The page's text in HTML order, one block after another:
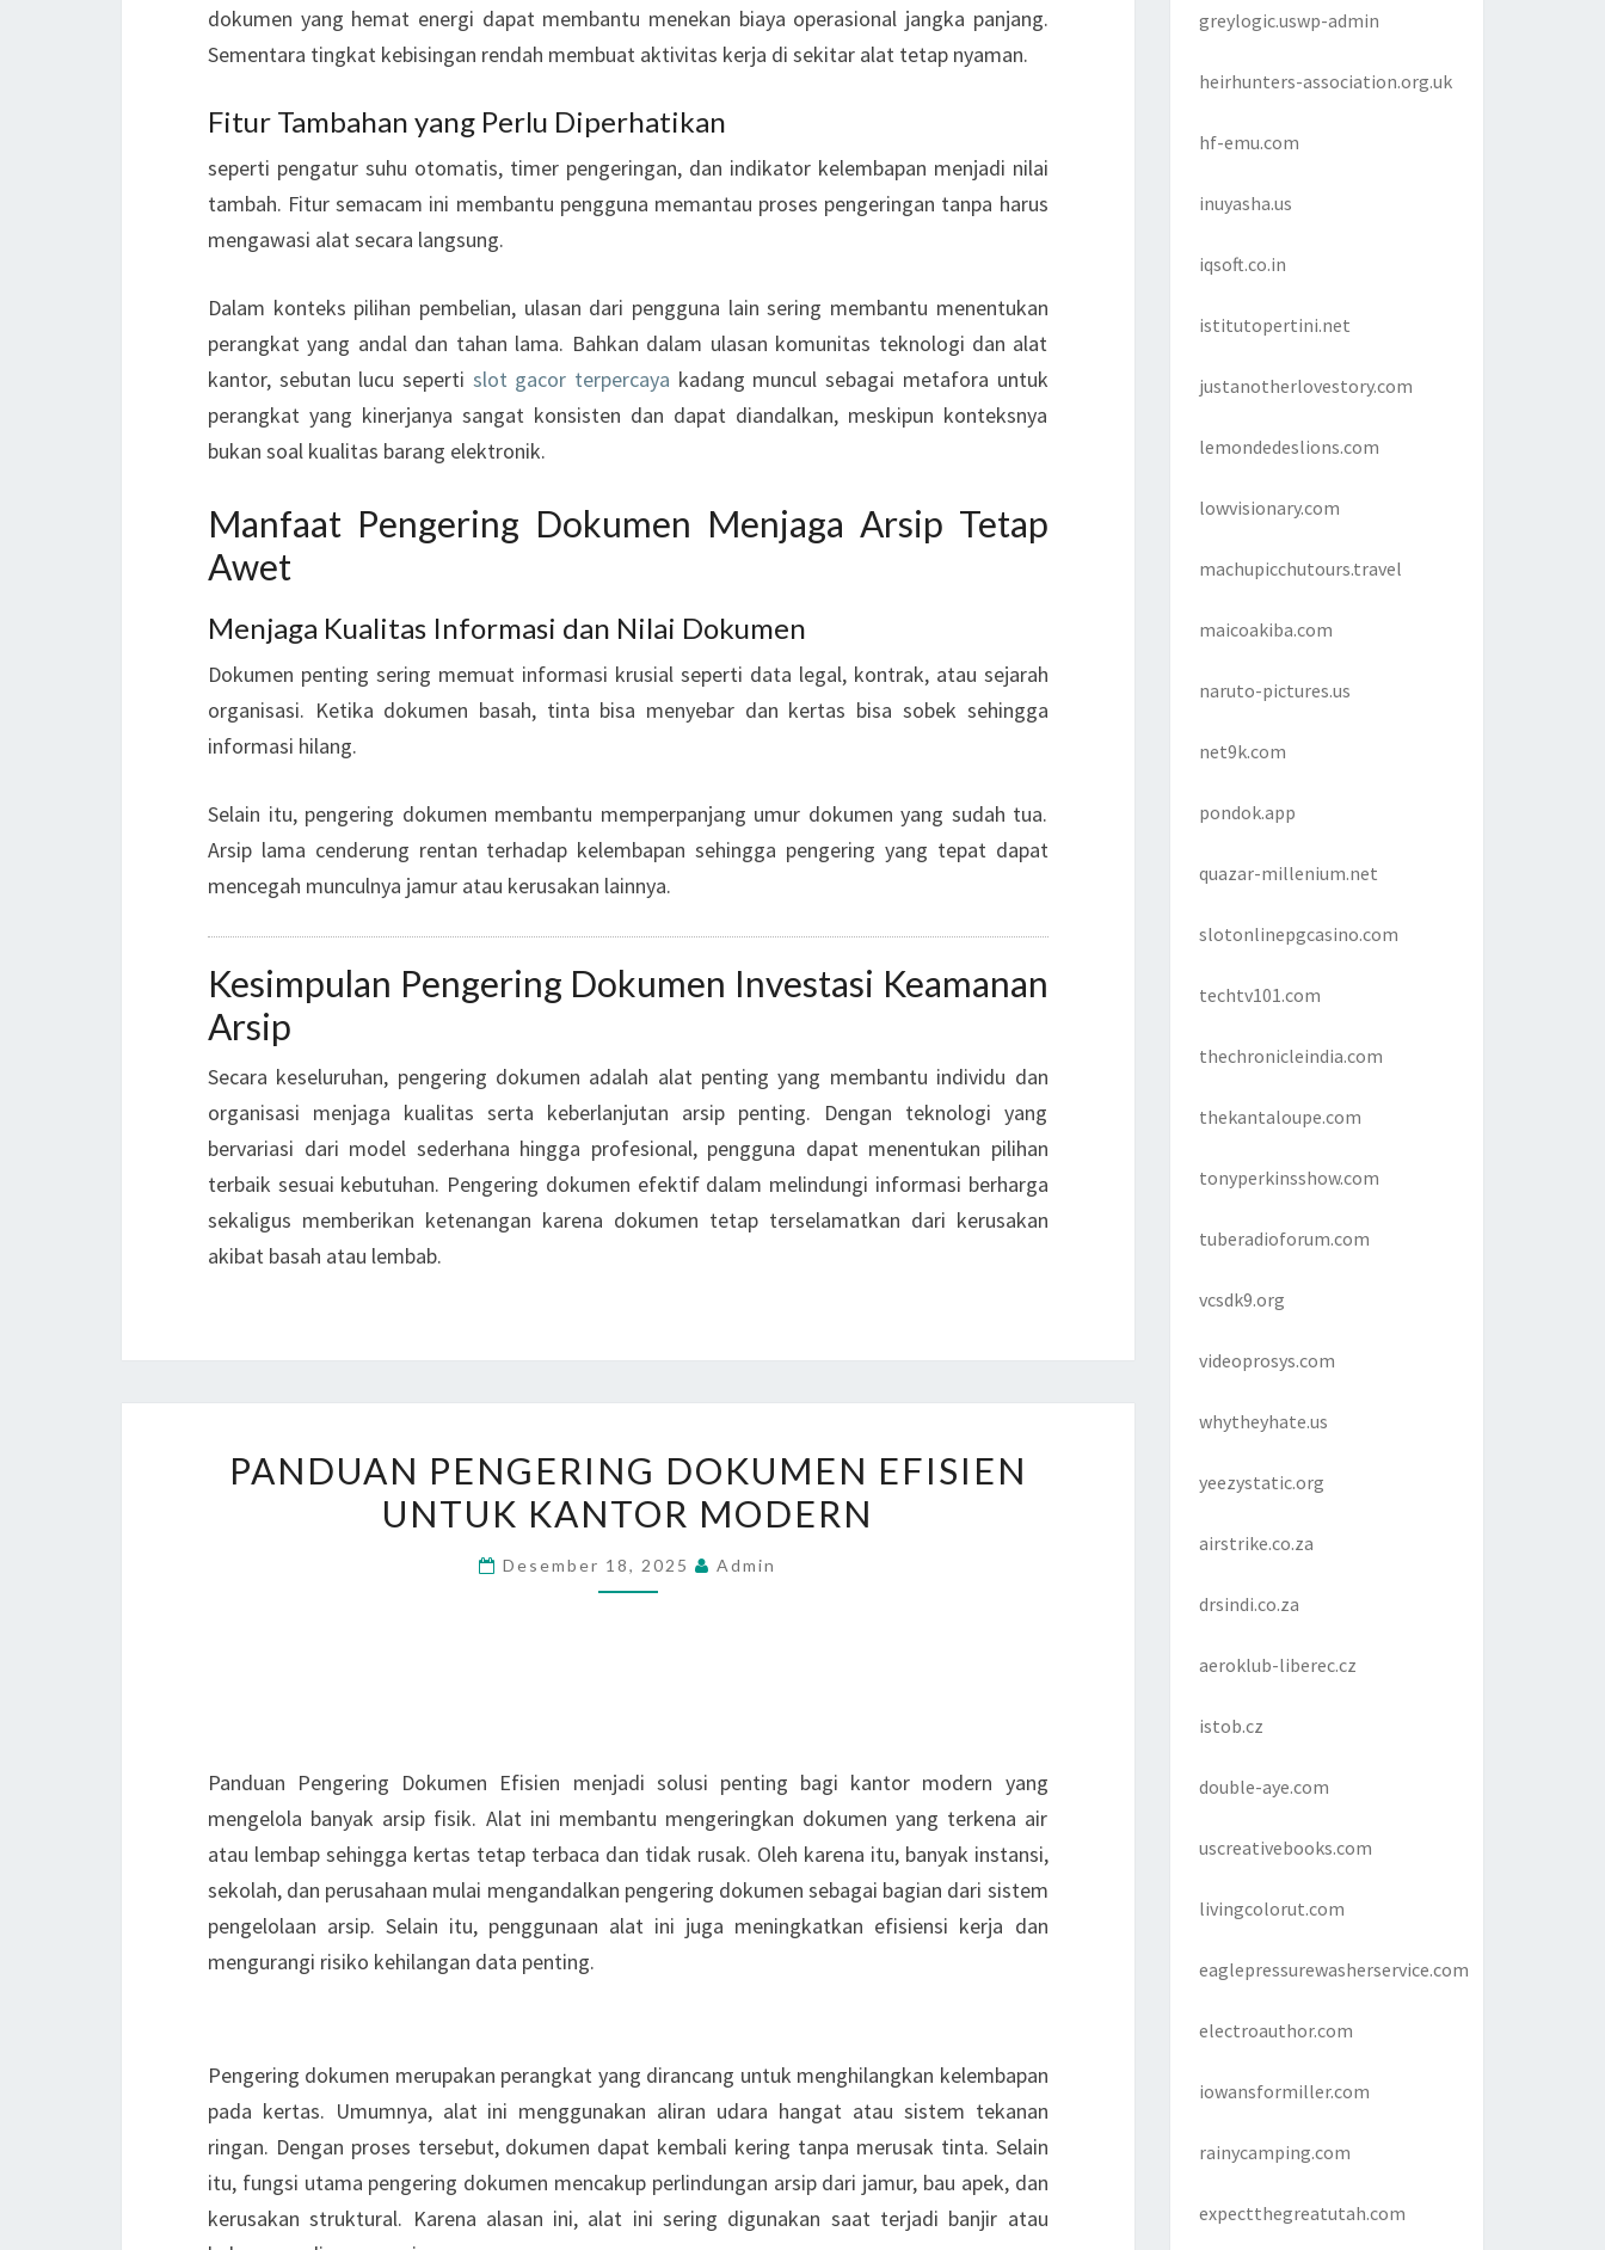
dokumen yang hemat energi dapat membantu menekan biaya operasional jangka panjang.
Sementara tingkat kebisingan rendah membuat aktivitas kerja di sekitar alat tetap nyaman.
Fitur Tambahan yang Perlu Diperhatikan
seperti pengatur suhu otomatis, timer pengeringan, dan indikator kelembapan menjadi nilai
tambah. Fitur semacam ini membantu pengguna memantau proses pengeringan tanpa harus
mengawasi alat secara langsung.
Dalam konteks pilihan pembelian, ulasan dari pengguna lain sering membantu menentukan
perangkat yang andal dan tahan lama. Bahkan dalam ulasan komunitas teknologi dan alat
kantor, sebutan lucu seperti slot gacor terpercaya kadang muncul sebagai metafora untuk
perangkat yang kinerjanya sangat konsisten dan dapat diandalkan, meskipun konteksnya
bukan soal kualitas barang elektronik.
Manfaat Pengering Dokumen Menjaga Arsip Tetap
Awet
Menjaga Kualitas Informasi dan Nilai Dokumen
Dokumen penting sering memuat informasi krusial seperti data legal, kontrak, atau sejarah
organisasi. Ketika dokumen basah, tinta bisa menyebar dan kertas bisa sobek sehingga
informasi hilang.
Selain itu, pengering dokumen membantu memperpanjang umur dokumen yang sudah tua.
Arsip lama cenderung rentan terhadap kelembapan sehingga pengering yang tepat dapat
mencegah munculnya jamur atau kerusakan lainnya.
Kesimpulan Pengering Dokumen Investasi Keamanan
Arsip
Secara keseluruhan, pengering dokumen adalah alat penting yang membantu individu dan
organisasi menjaga kualitas serta keberlanjutan arsip penting. Dengan teknologi yang
bervariasi dari model sederhana hingga profesional, pengguna dapat menentukan pilihan
terbaik sesuai kebutuhan. Pengering dokumen efektif dalam melindungi informasi berharga
sekaligus memberikan ketenangan karena dokumen tetap terselamatkan dari kerusakan
akibat basah atau lembab.
PENGERING
DOKUMEN
UNTUK
PANDUAN PENGERING DOKUMEN EFISIEN
UNTUK KANTOR MODERN
Desember 18, 2025 Admin
Panduan Pengering Dokumen Efisien menjadi solusi penting bagi kantor modern yang
mengelola banyak arsip fisik. Alat ini membantu mengeringkan dokumen yang terkena air
atau lembap sehingga kertas tetap terbaca dan tidak rusak. Oleh karena itu, banyak instansi,
sekolah, dan perusahaan mulai mengandalkan pengering dokumen sebagai bagian dari sistem
pengelolaan arsip. Selain itu, penggunaan alat ini juga meningkatkan efisiensi kerja dan
mengurangi risiko kehilangan data penting.
Pengering dokumen merupakan perangkat yang dirancang untuk menghilangkan kelembapan
pada kertas. Umumnya, alat ini menggunakan aliran udara hangat atau sistem tekanan
ringan. Dengan proses tersebut, dokumen dapat kembali kering tanpa merusak tinta. Selain
itu, fungsi utama pengering dokumen mencakup perlindungan arsip dari jamur, bau apek, dan
kerusakan struktural. Karena alasan ini, alat ini sering digunakan saat terjadi banjir atau
greylogic.uswp-admin
heirhunters-association.org.uk
hf-emu.com
inuyasha.us
iqsoft.co.in
istitutopertini.net
justanotherlovestory.com
lemondedeslions.com
lowvisionary.com
machupicchutours.travel
maicoakiba.com
naruto-pictures.us
net9k.com
pondok.app
quazar-millenium.net
slotonlinepgcasino.com
techtv101.com
thechronicleindia.com
thekantaloupe.com
tonyperkinsshow.com
tuberadioforum.com
vcsdk9.org
videoprosys.com
whytheyhate.us
yeezystatic.org
airstrike.co.za
drsindi.co.za
aeroklub-liberec.cz
istob.cz
double-aye.com
uscreativebooks.com
livingcolorut.com
eaglepressurewasherservice.com
electroauthor.com
iowansformiller.com
rainycamping.com
expectthegreatutah.com